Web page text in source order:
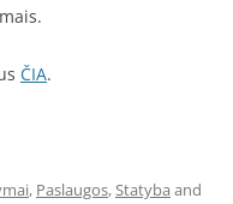
ČIA.
, Paslaugos,Statyba and